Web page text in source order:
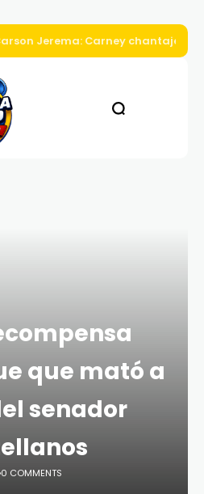
Jerema: Carney chantajea a
que mató a
senador
0 COMMENTS